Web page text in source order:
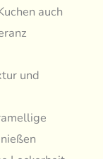
auch
und